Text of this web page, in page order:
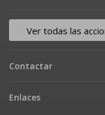
Ver todas las
Contactar
Enlaces